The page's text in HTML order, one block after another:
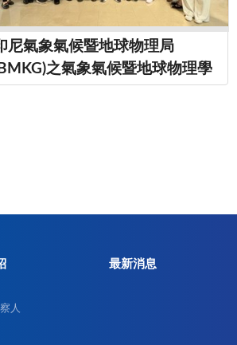
尼氣象氣候暨地球物理局
之氣象氣候暨地球物理學
人
最新消息